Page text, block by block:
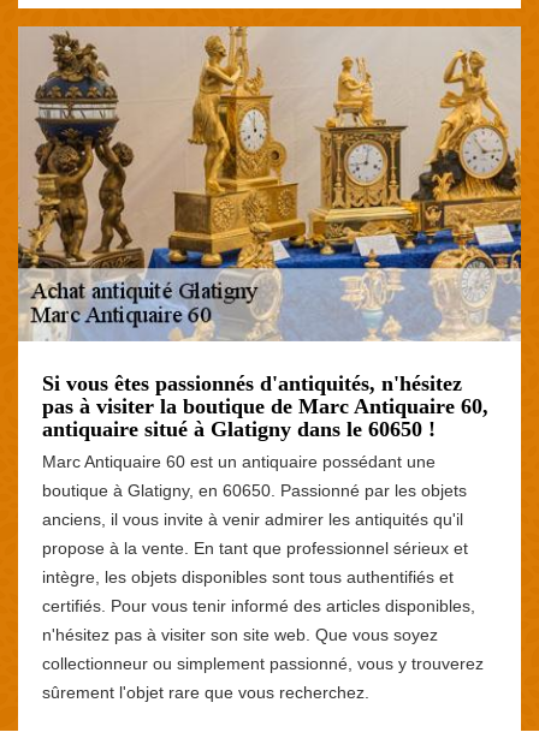
Si vous êtes passionnés d'antiquités, n'hésitez
pas à visiter la boutique de Marc Antiquaire 60,
antiquaire situé à Glatigny dans le 60650 !
Marc Antiquaire 60 est un antiquaire possédant une
boutique à Glatigny, en 60650. Passionné par les objets
anciens, il vous invite à venir admirer les antiquités qu'il
propose à la vente. En tant que professionnel sérieux et
intègre, les objets disponibles sont tous authentifiés et
certifiés. Pour vous tenir informé des articles disponibles,
n'hésitez pas à visiter son site web. Que vous soyez
collectionneur ou simplement passionné, vous y trouverez
sûrement l'objet rare que vous recherchez.